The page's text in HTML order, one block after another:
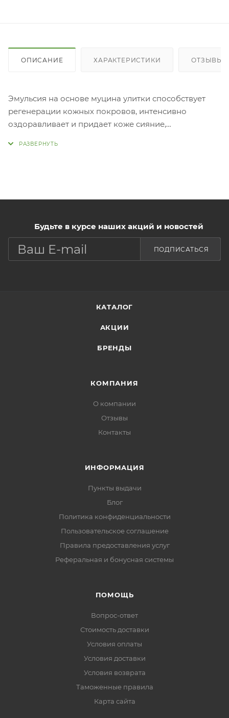
ОПИСАНИЕ ХАРАКТЕРИСТИКИ ОТЗЫВЫ
Эмульсия на основе муцина улитки способствует
регенерации кожных покровов, интенсивно
оздоравливает и придает коже сияние,
повышается иммунитет клеток, эмульсия помогает
пигментные пятна.
Применение:
Нанесите небольшое количество средства на кожу,
Будьте в курсе наших акций и новостей
ПОДПИСАТЬСЯ
КАТАЛОГ
АКЦИИ
БРЕНДЫ
КОМПАНИЯ
О компании
Отзывы
Контакты
ИНФОРМАЦИЯ
Пункты выдачи
Блог
Политика конфиденциальности
Пользовательское соглашение
Правила предоставления услуг
Реферальная и бонусная системы
ПОМОЩЬ
Вопрос-ответ
Стоимость доставки
Условия оплаты
Условия доставки
Условия возврата
Таможенные правила
Карта сайта